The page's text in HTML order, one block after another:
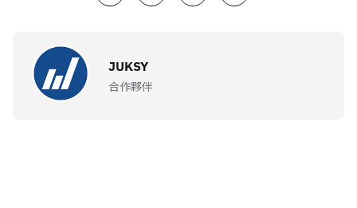
JUKSY
合作夥伴